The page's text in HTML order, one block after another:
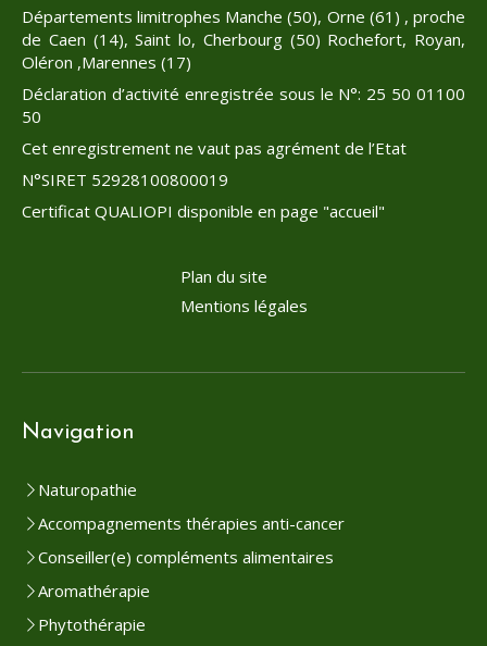
Départements limitrophes Manche (50), Orne (61) , proche
de Caen (14), Saint lo, Cherbourg (50) Rochefort, Royan,
Oléron ,Marennes (17)
Déclaration d’activité enregistrée sous le N°: 25 50 01100
50
Cet enregistrement ne vaut pas agrément de l’Etat
N°SIRET 52928100800019
Certificat QUALIOPI disponible en page "accueil"
Plan du site
Mentions légales
Navigation
Naturopathie
Accompagnements thérapies anti-cancer
Conseiller(e) compléments alimentaires
Aromathérapie
Phytothérapie